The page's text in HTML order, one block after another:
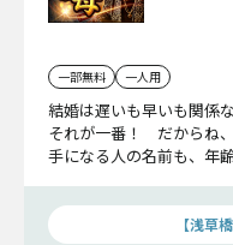
一部無料 一人用
結婚は遅いも早いも関係
それが一番！ だからね
手になる人の名前も、年
至る決め手までお話しす
【浅草